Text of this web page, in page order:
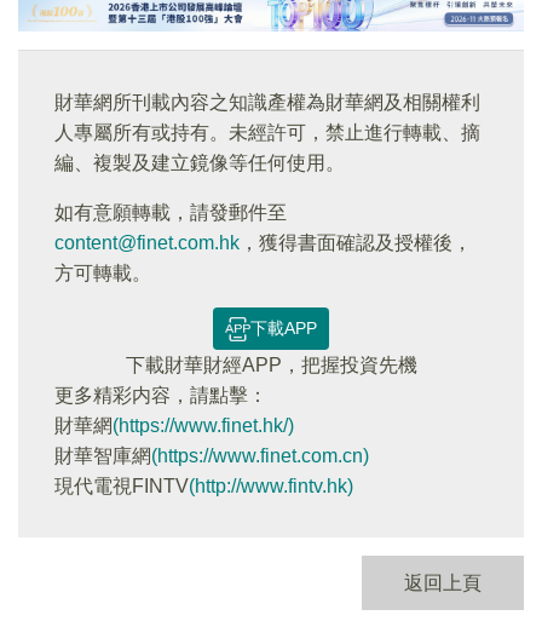
財華網所刊載內容之知識產權為財華網及相關權利
人專屬所有或持有。未經許可，禁止進行轉載、摘
編、複製及建立鏡像等任何使用。
如有意願轉載，請發郵件至
content@finet.com.hk ，獲得書面確認及授權後，
方可轉載。
下載APP
下載財華財經APP，把握投資先機
更多精彩内容，請點擊：
財華網(https://www.finet.hk/)
財華智庫網(https://www.finet.com.cn)
現代電視FINTV(http://www.fintv.hk)
返回上頁